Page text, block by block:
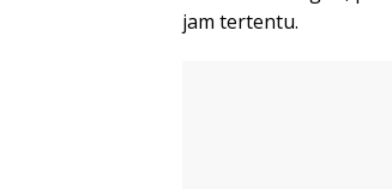
jam tertentu.